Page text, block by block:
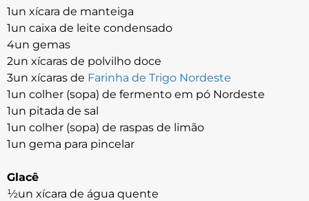
1un xícara de manteiga
1un caixa de leite condensado
4un gemas
2un xícaras de polvilho doce
3un xícaras de Farinha de Trigo Nordeste
1un colher (sopa) de fermento em pó Nordeste
1un pitada de sal
1un colher (sopa) de raspas de limão
1un gema para pincelar
Glacê
½un xícara de água quente